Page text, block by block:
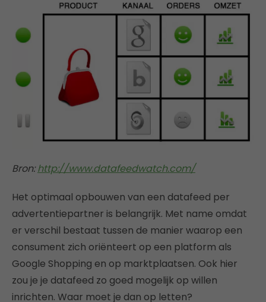
Bron:http://www.datafeedwatch.com/
Het optimaal opbouwen van een datafeed per
advertentiepartner is belangrijk. Met name omdat
er verschil bestaat tussen de manier waarop een
consument zich oriënteert op een platform als
Google Shopping en op marktplaatsen. Ook hier
zou je je datafeed zo goed mogelijk op willen
inrichten. Waar moet je dan op letten?